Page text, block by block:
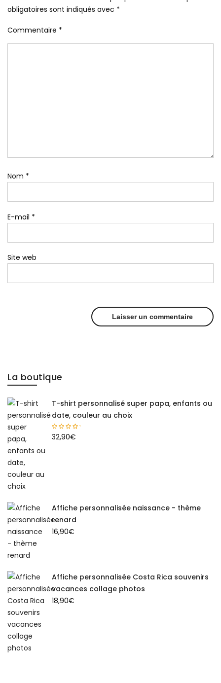
obligatoires sont indiqués avec *
Commentaire *
Nom *
E-mail *
Site web
La boutique
T-shirt personnalisé super papa, enfants ou
date, couleur au choix
32,90€
Affiche personnalisée naissance - thème
renard
16,90€
Affiche personnalisée Costa Rica souvenirs
vacances collage photos
18,90€